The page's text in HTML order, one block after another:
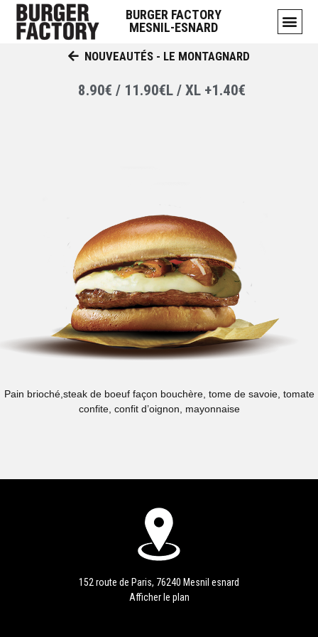
BURGER FACTORY
MESNIL-ESNARD
NOUVEAUTÉS - LE MONTAGNARD
8.90€ / 11.90€L / XL +1.40€
Pain brioché,steak de boeuf façon bouchère, tome de savoie, tomate
confite, confit d’oignon, mayonnaise
152 route de Paris, 76240 Mesnil esnard
Afficher le plan